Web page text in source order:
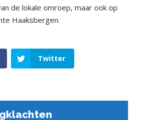
de lokale omroep, maar ook op
Haaksbergen.
Twitter